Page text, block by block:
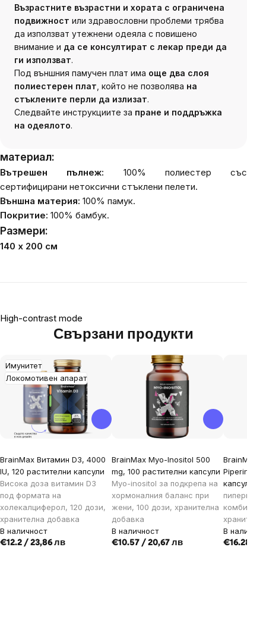
Възрастните възрастни и хората с ограничена
подвижност или здравословни проблеми трябва
да използват утежнени одеяла с повишено
внимание и да се консултират с лекар преди да
ги използват.
Под външния памучен плат има още два слоя
полиестерен плат , който не позволява на
стъклените перли да излизат.
Следвайте инструкциите за пране и поддръжка
на одеялото.
материал:
Вътрешен пълнеж: 100% полиестер със
сертифицирани нетоксични стъклени пелети.
Външна материя: 100% памук.
Покритие: 100% бамбук.
Размери:
140 х 200 см
High-contrast mode
Свързани продукти
Имунитет
Локомотивен апарат
BrainMax Витамин D3, 4000
IU, 120 растителни капсули
Висока доза витамин D3
под формата на
холекалциферол, 120 дози,
хранителна добавка
В наличност
€12.2 / 23,86 лв
BrainMax Myo-Inositol 500
mg, 100 растителни капсули
Myo-inositol за подкрепа на
хормоналния баланс при
жени, 100 дози, хранителна
добавка
В наличност
€10.57 / 20,67 лв
BrainMax
Piperine,
капсули
пиперин в
В
€16.28 /